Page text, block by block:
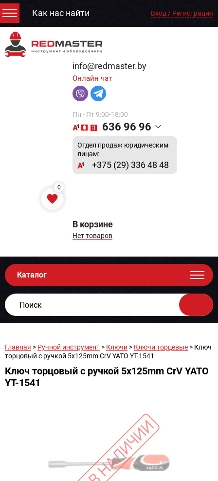
Как нас найти Вход / Регистрация
info@redmaster.by
Онлайн чат
Пн - Пт 9:00-18:00
636 96 96
Отдел продаж юридическим
лицам:
+375 (29) 336 48 48
0
В корзине
Нет товаров
Каталог
Главная > Ручной инструмент > Ключи > Ключи торцевые > Ключ
торцовый с ручкой 5х125mm CrV YATO YT-1541
Ключ торцовый с ручкой 5х125mm CrV YATO
YT-1541